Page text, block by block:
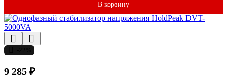
В корзину
9 285 ₽